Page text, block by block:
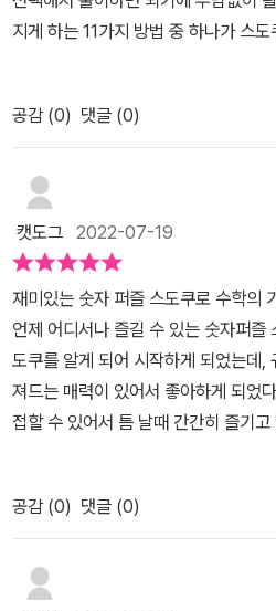
재미있는숫자퍼즐, #수학흥미교재​[출
은 영향을 주기때문이다. 온라인 전자
수의 사람들이 종이책을 선호하는 것
6X6, 8X8 유형이 있다. 총 150문제
64칸을 채워갈 때마다 나는 수학의 신
다. 다른 사람들도 어린이 스토쿠 중
기고 문제해결력이 높아지길 기대해
받아 읽고 쓴 리뷰입니다~
지게 하는 11가지 방법 중 하나가 스도
쓰다보니뇌의 활동량도 먾아져 사고
까지 자연스럽게발달할 수 있는 것 같
다 스도쿠 책과 연필만 있으면 어디서
리를 좋아지게 하는 방법 중 이만한게
정에서 스도쿠의 원리를 이해하고 충
한 문제였어요,문제의 구성은 아주 단
자리와 제시된 숫자들을 관찰하고 빠
하기에 만만하지만은 않았어요.특히
려워 하더라구요. 천처히 연습하면서
니다.^^​재미있는 숫자 퍼즐로 수학의
렌즈의 초등수학 만점왕 어린이 스도
공감 (0) 댓글 (0)
캣도그 2022-07-19
재미있는 숫자 퍼즐 스도쿠로 수학의
언제 어디서나 즐길 수 있는 숫자퍼즐
도쿠를 알게 되어 시작하게 되었는데,
져드는 매력이 있어서 좋아하게 되었
접할 수 있어서 틈 날때 간간히 즐기
은 문제들이 만들어질 수 있다는 것이
한 감각과 집중력, 사고력을 기르기에
게도 권하고 싶었다.핸드폰 게임으로
아할지 모르지만, 이왕이면 종이책에
공감 (0) 댓글 (0)